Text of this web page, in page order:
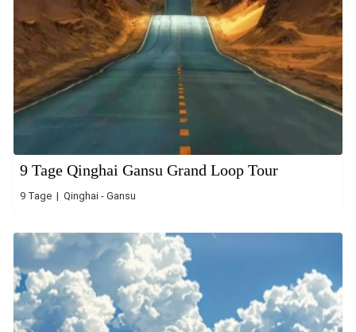
9 Tage Qinghai Gansu Grand Loop Tour
9 Tage | Qinghai - Gansu